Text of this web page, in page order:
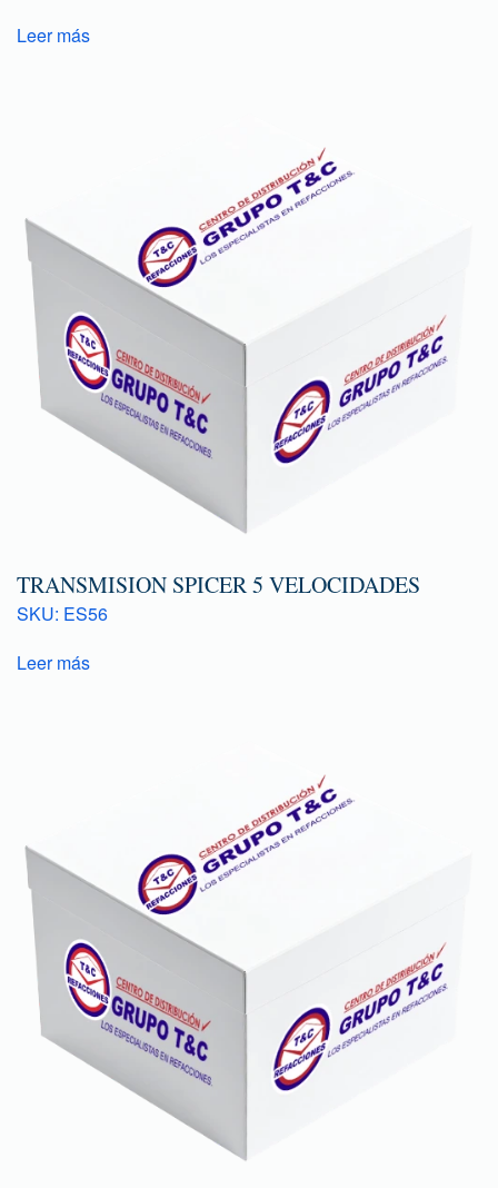
Leer más
TRANSMISION SPICER 5 VELOCIDADES
SKU: ES56
Leer más